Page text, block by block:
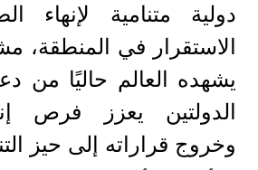
دولية متنامية لإنهاء
الاستقرار في المنطقة،
يشهده العالم حاليًا من
الدولتين يعزز فرص
وخروج قراراته إلى حيز